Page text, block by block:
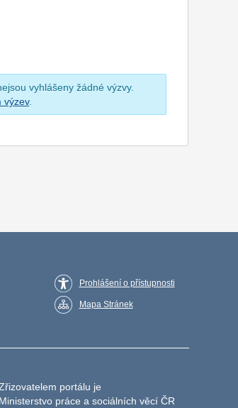
vyhlášeny žádné výzvy.
výzev.
Prohlášení o přístupnosti
Mapa Stránek
portálu je
Ministerstvo práce a sociálních věcí ČR